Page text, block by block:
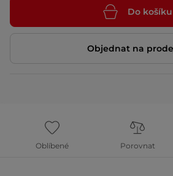
Do košíku
Objednat na
Oblíbené Porovnat